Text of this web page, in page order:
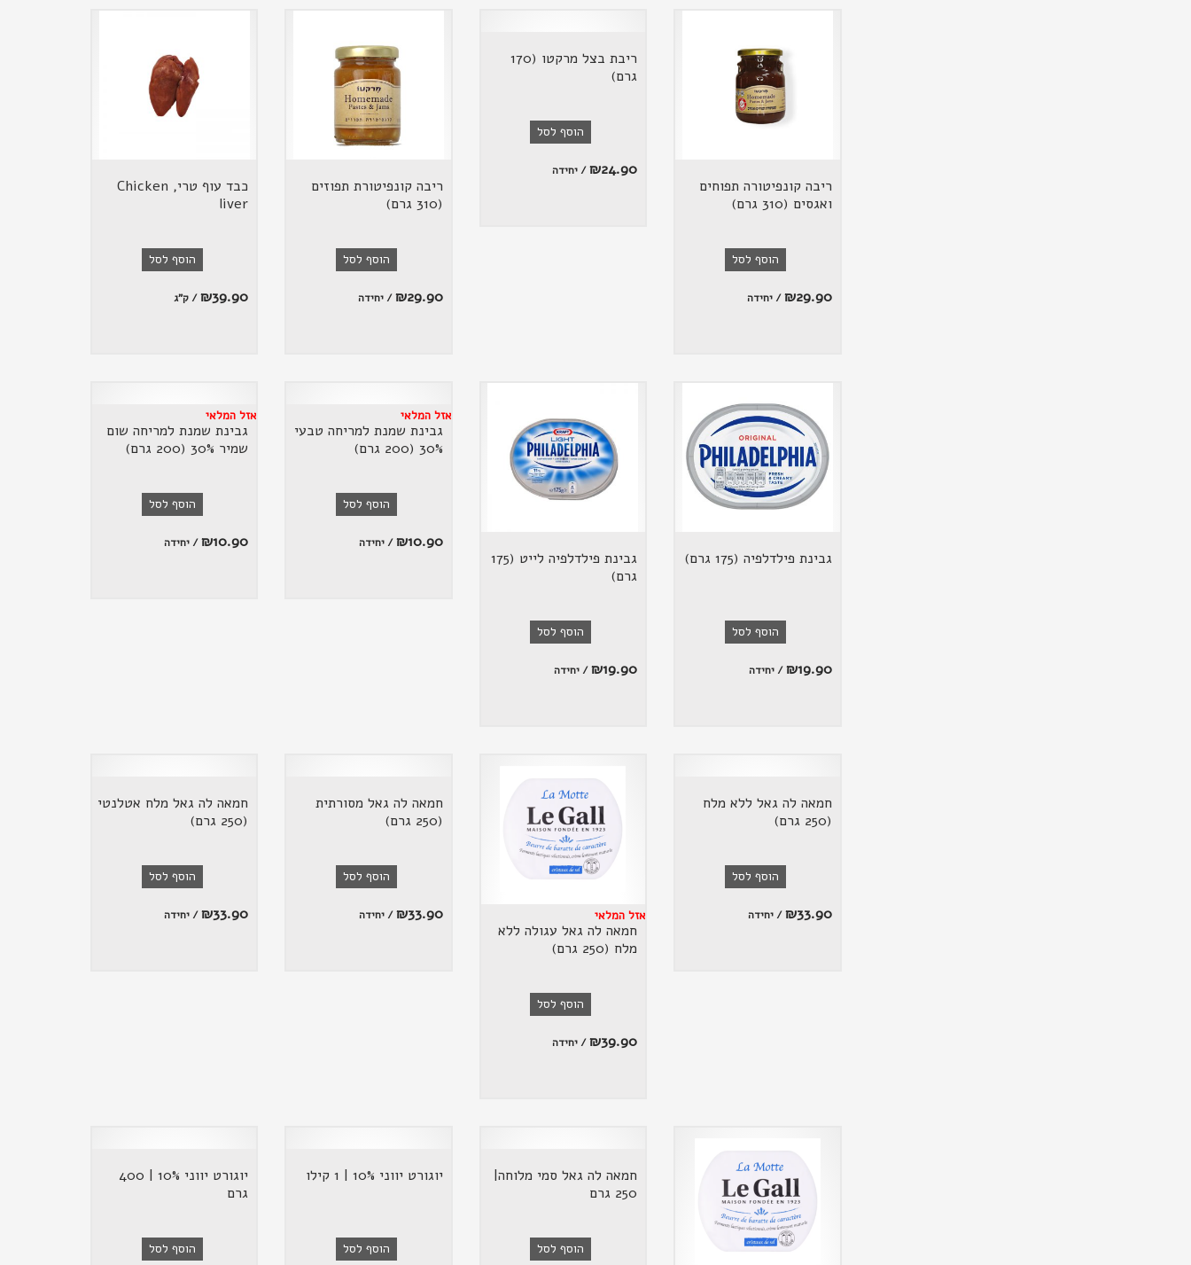
ריבה קונפיטורה תפוחים
ואגסים (310 גרם)
הוסף לסל
₪29.90 / יחידה
ריבת בצל מרקטו (170
גרם)
הוסף לסל
₪24.90 / יחידה
ריבה קונפיטורת תפוזים
(310 גרם)
הוסף לסל
₪29.90 / יחידה
כבד עוף טרי, Chicken
liver
הוסף לסל
₪39.90 / ק"ג
גבינת פילדלפיה (175 גרם)
הוסף לסל
₪19.90 / יחידה
גבינת פילדלפיה לייט (175
גרם)
הוסף לסל
₪19.90 / יחידה
גבינת שמנת למריחה טבעי
30% (200 גרם)
אזל המלאי
הוסף לסל
₪10.90 / יחידה
גבינת שמנת למריחה שום
שמיר 30% (200 גרם)
אזל המלאי
הוסף לסל
₪10.90 / יחידה
חמאה לה גאל ללא מלח
(250 גרם)
הוסף לסל
₪33.90 / יחידה
חמאה לה גאל עגולה ללא
מלח (250 גרם)
אזל המלאי
הוסף לסל
₪39.90 / יחידה
חמאה לה גאל מסורתית
(250 גרם)
הוסף לסל
₪33.90 / יחידה
חמאה לה גאל מלח אטלנטי
(250 גרם)
הוסף לסל
₪33.90 / יחידה
חמאה לה גאל סמי מלוחה|
250 גרם
הוסף לסל
יוגורט יווני 10% | 1 קילו
הוסף לסל
יוגורט יווני 10% | 400
גרם
הוסף לסל